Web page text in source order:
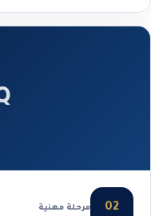
02 مرحلة مهنية